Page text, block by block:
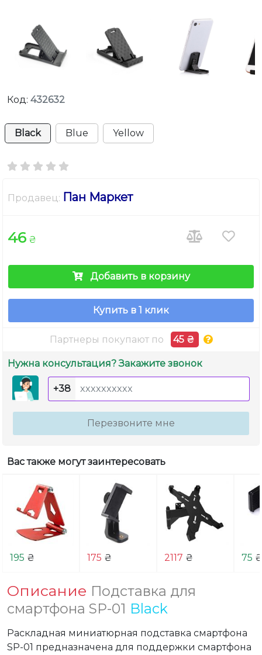
Код: 432632
Black Blue Yellow
Продавец: Пан Маркет
46 ₴
Добавить в корзину
Купить в 1 клик
Партнеры покупают по 45 ₴
Нужна консультация? Закажите звонок
+38
Перезвоните мне
Вас также могут заинтересовать
195 ₴ 175 ₴ 2117 ₴ 75 ₴
Описание Подставка для
смартфона SP-01 Black
Раскладная миниатюрная подставка смартфона
SP-01 предназначена для поддержки смартфона